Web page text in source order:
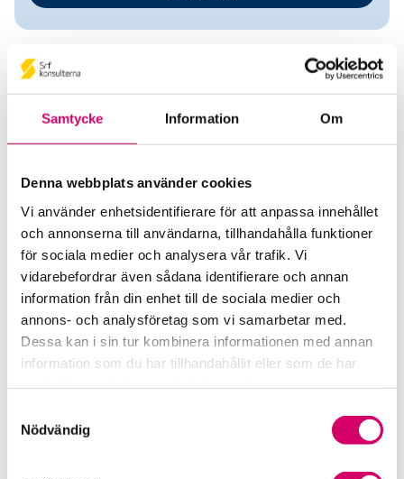
Samtycke Information Om
Denna webbplats använder cookies
Vi använder enhetsidentifierare för att anpassa innehållet
och annonserna till användarna, tillhandahålla funktioner
för sociala medier och analysera vår trafik. Vi
vidarebefordrar även sådana identifierare och annan
information från din enhet till de sociala medier och
annons- och analysföretag som vi samarbetar med.
Dessa kan i sin tur kombinera informationen med annan
information som du har tillhandahållit eller som de har
Nödvändig
Ekonomistubben AB
Srf Auktoriserade konsulter
Fredrik Fremberg
Auktoriserad Redovisningskonsult
Skicka e-post
070-454 22 44
Åkersberga
Johan Sisell
Auktoriserad Redovisningskonsult
070-441 32 74